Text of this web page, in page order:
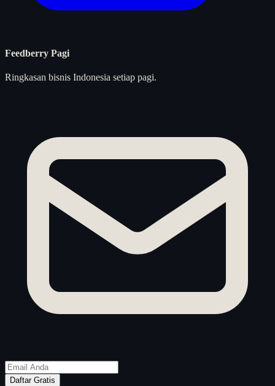
Feedberry Pagi
Ringkasan bisnis Indonesia setiap pagi.
Daftar Gratis